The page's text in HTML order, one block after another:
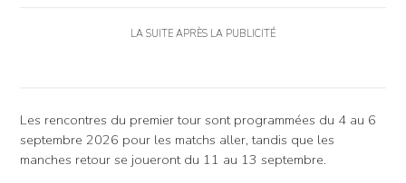
LA SUITE APRÈS LA PUBLICITÉ
Les rencontres du premier tour sont programmées du 4 au 6
septembre 2026 pour les matchs aller, tandis que les
manches retour se joueront du 11 au 13 septembre.